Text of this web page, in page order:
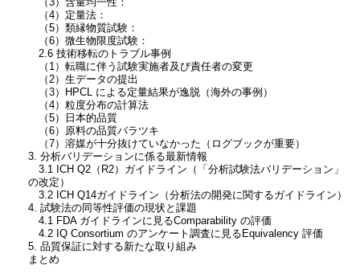
（4）定量法：
（5）類縁物質試験：
（6）微生物限度試験：
2.6 技術移転のトラブル事例
（1）転職に伴う試験実施者及び責任者の変更
（2）生データの提出
（3）HPCL による定量結果が逸脱（海外の事例）
（4）粒度分布の計算法
（5）日本的品質
（6）原料の品質バラツキ
（7）溶媒が十分抜けていなかった（ログブックが重要）
3. 分析バリデーションに係る最新情報
3.1 ICH Q2（R2）ガイドライン（「分析試験法バリデーション」
の改定）
3.2 ICH Q14ガイドライン（分析法の開発に関するガイドライン）
4. 試験法の同等性評価の現状と課題
4.1 FDA ガイドラインに見るComparability の評価
4.2 IQ Consortium のアンケート調査に見るEquivalency 評価
5. 品質保証に対する新たな取り組み
まとめ